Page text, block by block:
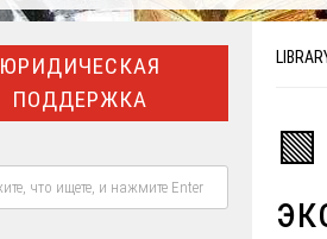
ЮРИДИЧЕСКАЯ
ПОДДЕРЖКА